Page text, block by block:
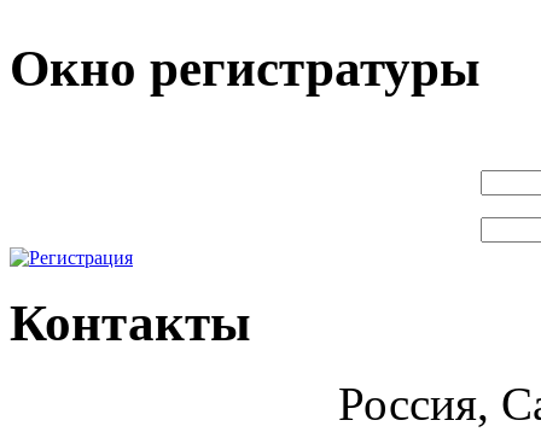
Окно регистратуры
Контакты
Россия,